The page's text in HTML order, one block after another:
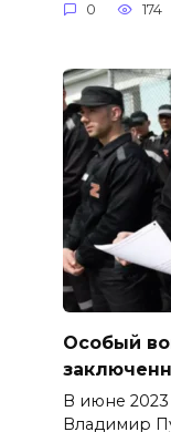
0 174
Особый
В июне
Владимир